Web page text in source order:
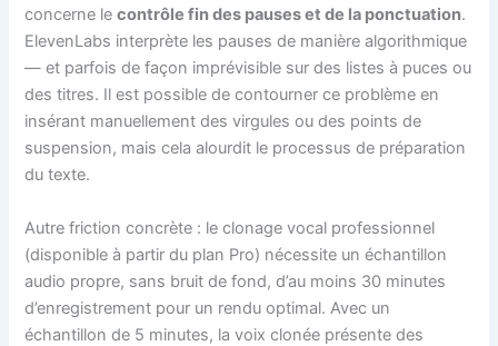
concerne lecontrôle fin des pauses et de la ponctuation.
ElevenLabs interprète les pauses de manière algorithmique
— et parfois de façon imprévisible sur des listes à puces ou
des titres. Il est possible de contourner ce problème en
insérant manuellement des virgules ou des points de
suspension, mais cela alourdit le processus de préparation
du texte.
Autre friction concrète : le clonage vocal professionnel
(disponible à partir du plan Pro) nécessite un échantillon
audio propre, sans bruit de fond, d’au moins 30 minutes
d’enregistrement pour un rendu optimal. Avec un
échantillon de 5 minutes, la voix clonée présente des